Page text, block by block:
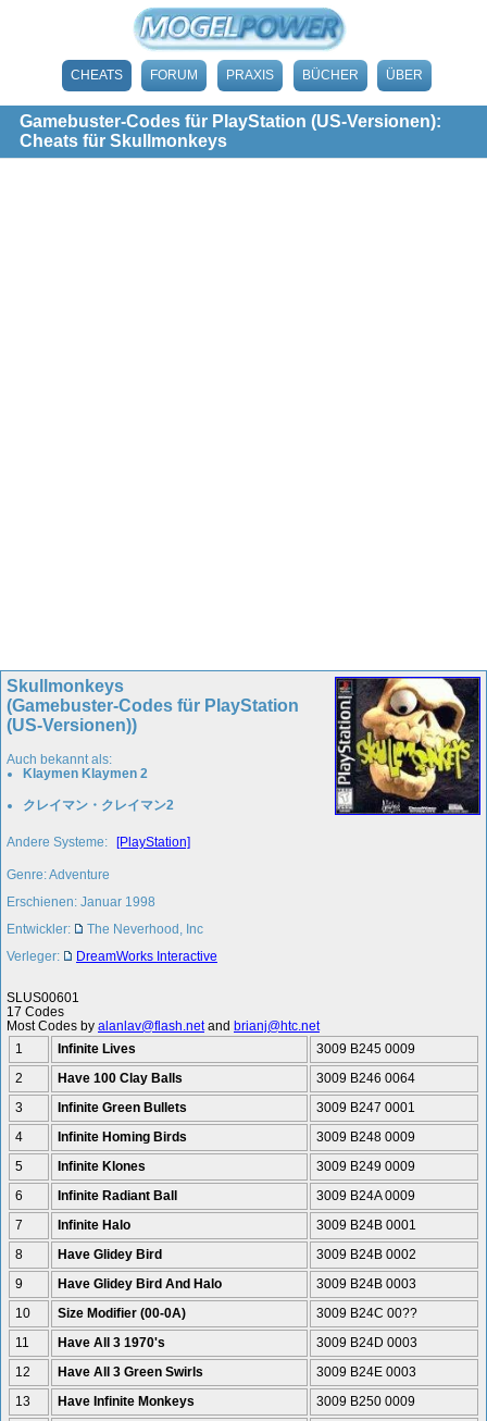
CHEATS FORUM PRAXIS BÜCHER ÜBER
Gamebuster-Codes für PlayStation (US-Versionen):
Cheats für Skullmonkeys
Skullmonkeys
(Gamebuster-Codes für PlayStation
(US-Versionen))
Auch bekannt als:
Klaymen Klaymen 2
クレイマン・クレイマン2
Andere Systeme: [PlayStation]
Genre: Adventure
Erschienen: Januar 1998
Entwickler:
The Neverhood, Inc
Verleger:
DreamWorks Interactive
SLUS00601
17 Codes
Most Codes by alanlav@flash.netand brianj@htc.net
1
Infinite Lives
3009 B245 0009
2
Have 100 Clay Balls
3009 B246 0064
3
Infinite Green Bullets
3009 B247 0001
4
Infinite Homing Birds
3009 B248 0009
5
Infinite Klones
3009 B249 0009
6
Infinite Radiant Ball
3009 B24A 0009
7
Infinite Halo
3009 B24B 0001
8
Have Glidey Bird
3009 B24B 0002
9
Have Glidey Bird And Halo
3009 B24B 0003
10
Size Modifier (00-0A)
3009 B24C 00??
11
Have All 3 1970's
3009 B24D 0003
12
Have All 3 Green Swirls
3009 B24E 0003
13
Have Infinite Monkeys
3009 B250 0009